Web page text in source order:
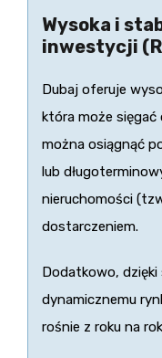
Wysoka i
inwestycji
Dubaj oferuje
która może sięgać
można osiągnąć
lub
nieruchomości
dostarczeniem.
Dodatkowo,
dynamicznemu
rośnie z roku na